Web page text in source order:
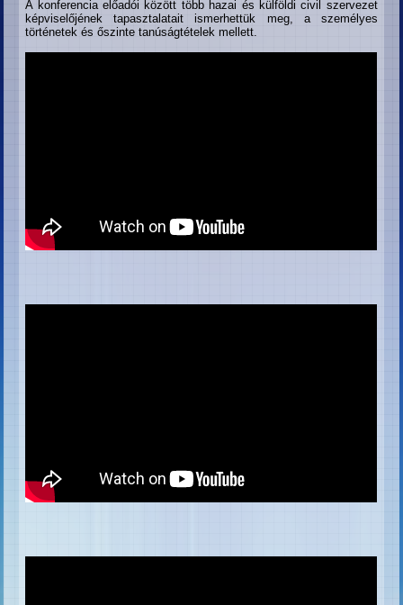
A konferencia előadói között több hazai és külföldi civil szervezet
képviselőjének tapasztalatait ismerhettük meg, a személyes
történetek és őszinte tanúságtételek mellett.